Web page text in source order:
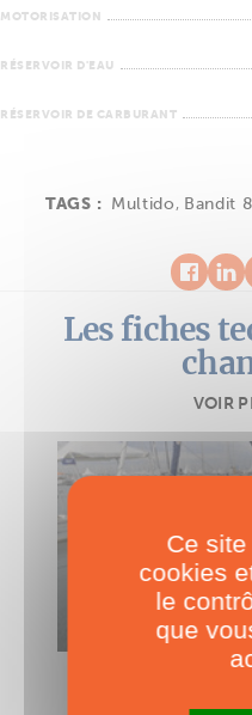
MOTORISATION
RÉSERVOIR D'EAU
RÉSERVOIR DE CARBURANT
TAGS : Multido , Bandit
Les fiches
VOIR
Ce
cookies
le
que